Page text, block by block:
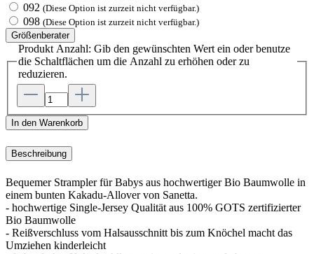
092 (Diese Option ist zurzeit nicht verfügbar.)
098 (Diese Option ist zurzeit nicht verfügbar.)
Größenberater
Produkt Anzahl: Gib den gewünschten Wert ein oder benutze
die Schaltflächen um die Anzahl zu erhöhen oder zu
reduzieren.
In den Warenkorb
Beschreibung
Bequemer Strampler für Babys aus hochwertiger Bio Baumwolle in
einem bunten Kakadu-Allover von Sanetta.
- hochwertige Single-Jersey Qualität aus 100% GOTS zertifizierter
Bio Baumwolle
- Reißverschluss vom Halsausschnitt bis zum Knöchel macht das
Umziehen kinderleicht